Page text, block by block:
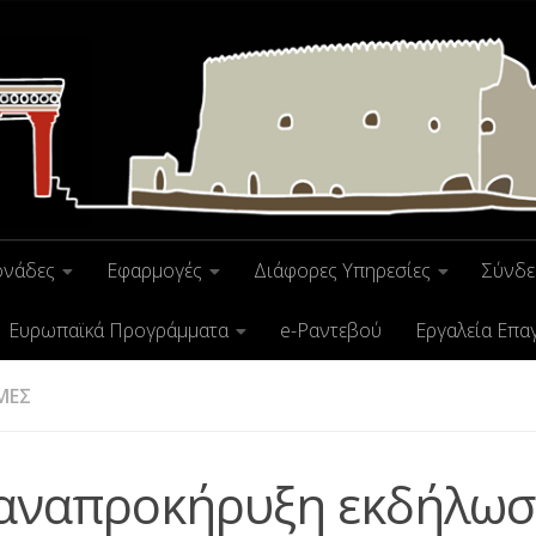
Εφαρμογές Διάφορες Υπηρεσίες
Ευρωπαϊκά Προγράμματα e-Ραντεβού Εργαλεία